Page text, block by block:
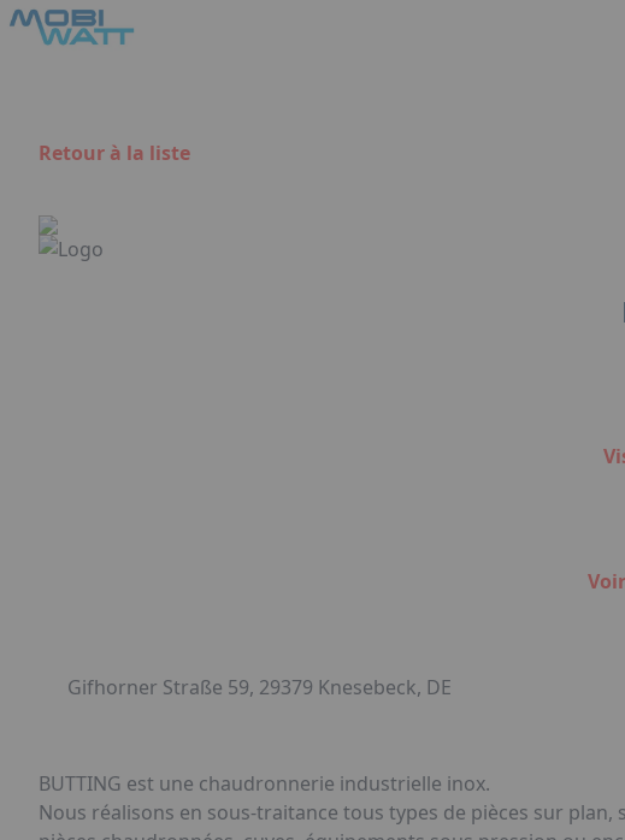
Aller au contenu principal
Retour à la liste
Gifhorner Straße 59, 29379 Knesebeck, DE
BUTTING est une chaudronnerie industrielle inox.
Nous réalisons en sous-traitance tous types de pièces sur
Panneau de gestion des cookies